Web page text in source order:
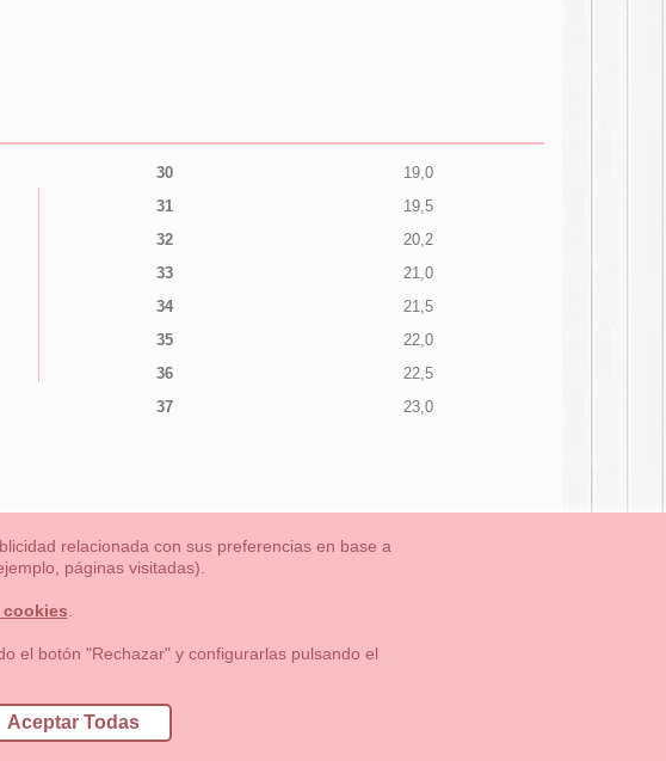
30
19,0
31
19,5
32
20,2
33
21,0
34
21,5
35
22,0
36
22,5
37
23,0
OUTLET-ULTIMAS TALLAS
Privacidad
relacionada con sus preferencias en base a
páginas visitadas).
el botón "Rechazar" y configurarlas pulsando el
Aceptar Todas